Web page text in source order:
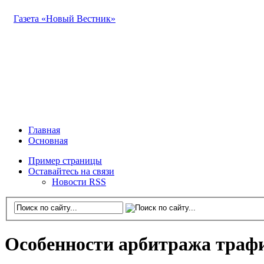
Газета «Новый Вестник»
Главная
Основная
Пример страницы
Оставайтесь на связи
Новости RSS
Особенности арбитража